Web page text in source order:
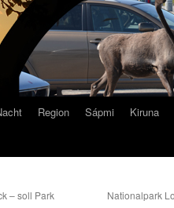
Region Sápmi Kiruna
– soll Park
Nationalpark